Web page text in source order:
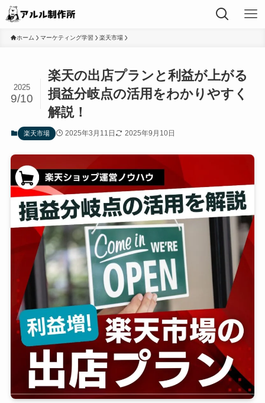
ホーム マーケティング学習 楽天市場
楽天の出店プランと利益が上がる
損益分岐点の活用をわかりやすく
解説！
2025
9/10
楽天市場 2025年3月11日 2025年9月10日